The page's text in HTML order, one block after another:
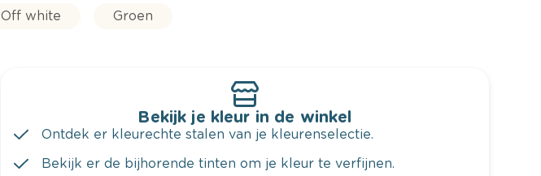
Off white Groen
Bekijk je kleur in de winkel
Ontdek er kleurechte stalen van je kleurenselectie.
Bekijk er de bijhorende tinten om je kleur te verfijnen.